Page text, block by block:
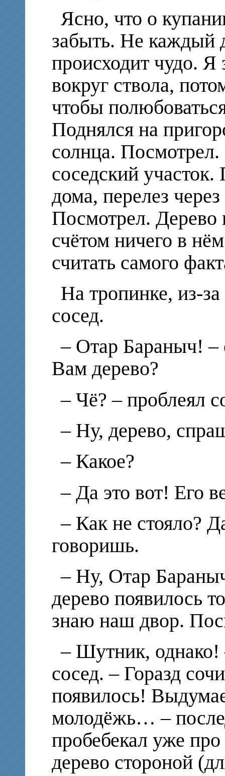
Ясно, что о
забыть. Не каждый
происходит чудо.
вокруг ствола,
чтобы
Поднялся на
солнца.
соседский
дома, перелез
Посмотрел. Дерево
счётом ничего в
считать самого
На тропинке, из-за
сосед.
– Отар Бараныч! –
Вам дерево?
– Чё? – проблеял
– Ну, дерево,
– Какое?
– Да это вот! Его
– Как не стояло?
говоришь.
– Ну, Отар
дерево появилось
знаю наш двор.
– Шутник, однако!
сосед. – Горазд
появилось!
молодёжь… –
пробебекал уже
дерево стороной